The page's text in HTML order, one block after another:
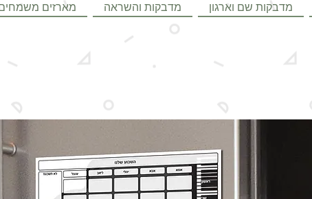
מדבקות שם וארגון מדבקות והשראה מארזים